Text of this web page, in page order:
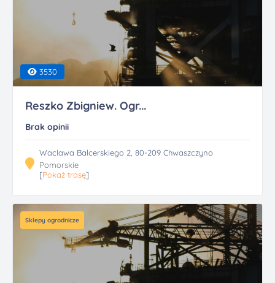
3530
Reszko Zbigniew. Ogr...
Brak opinii
Waclawa Balcerskiego 2, 80-209 Chwaszczyno
Pomorskie
[Pokaż trasę]
Sklepy ogrodnicze